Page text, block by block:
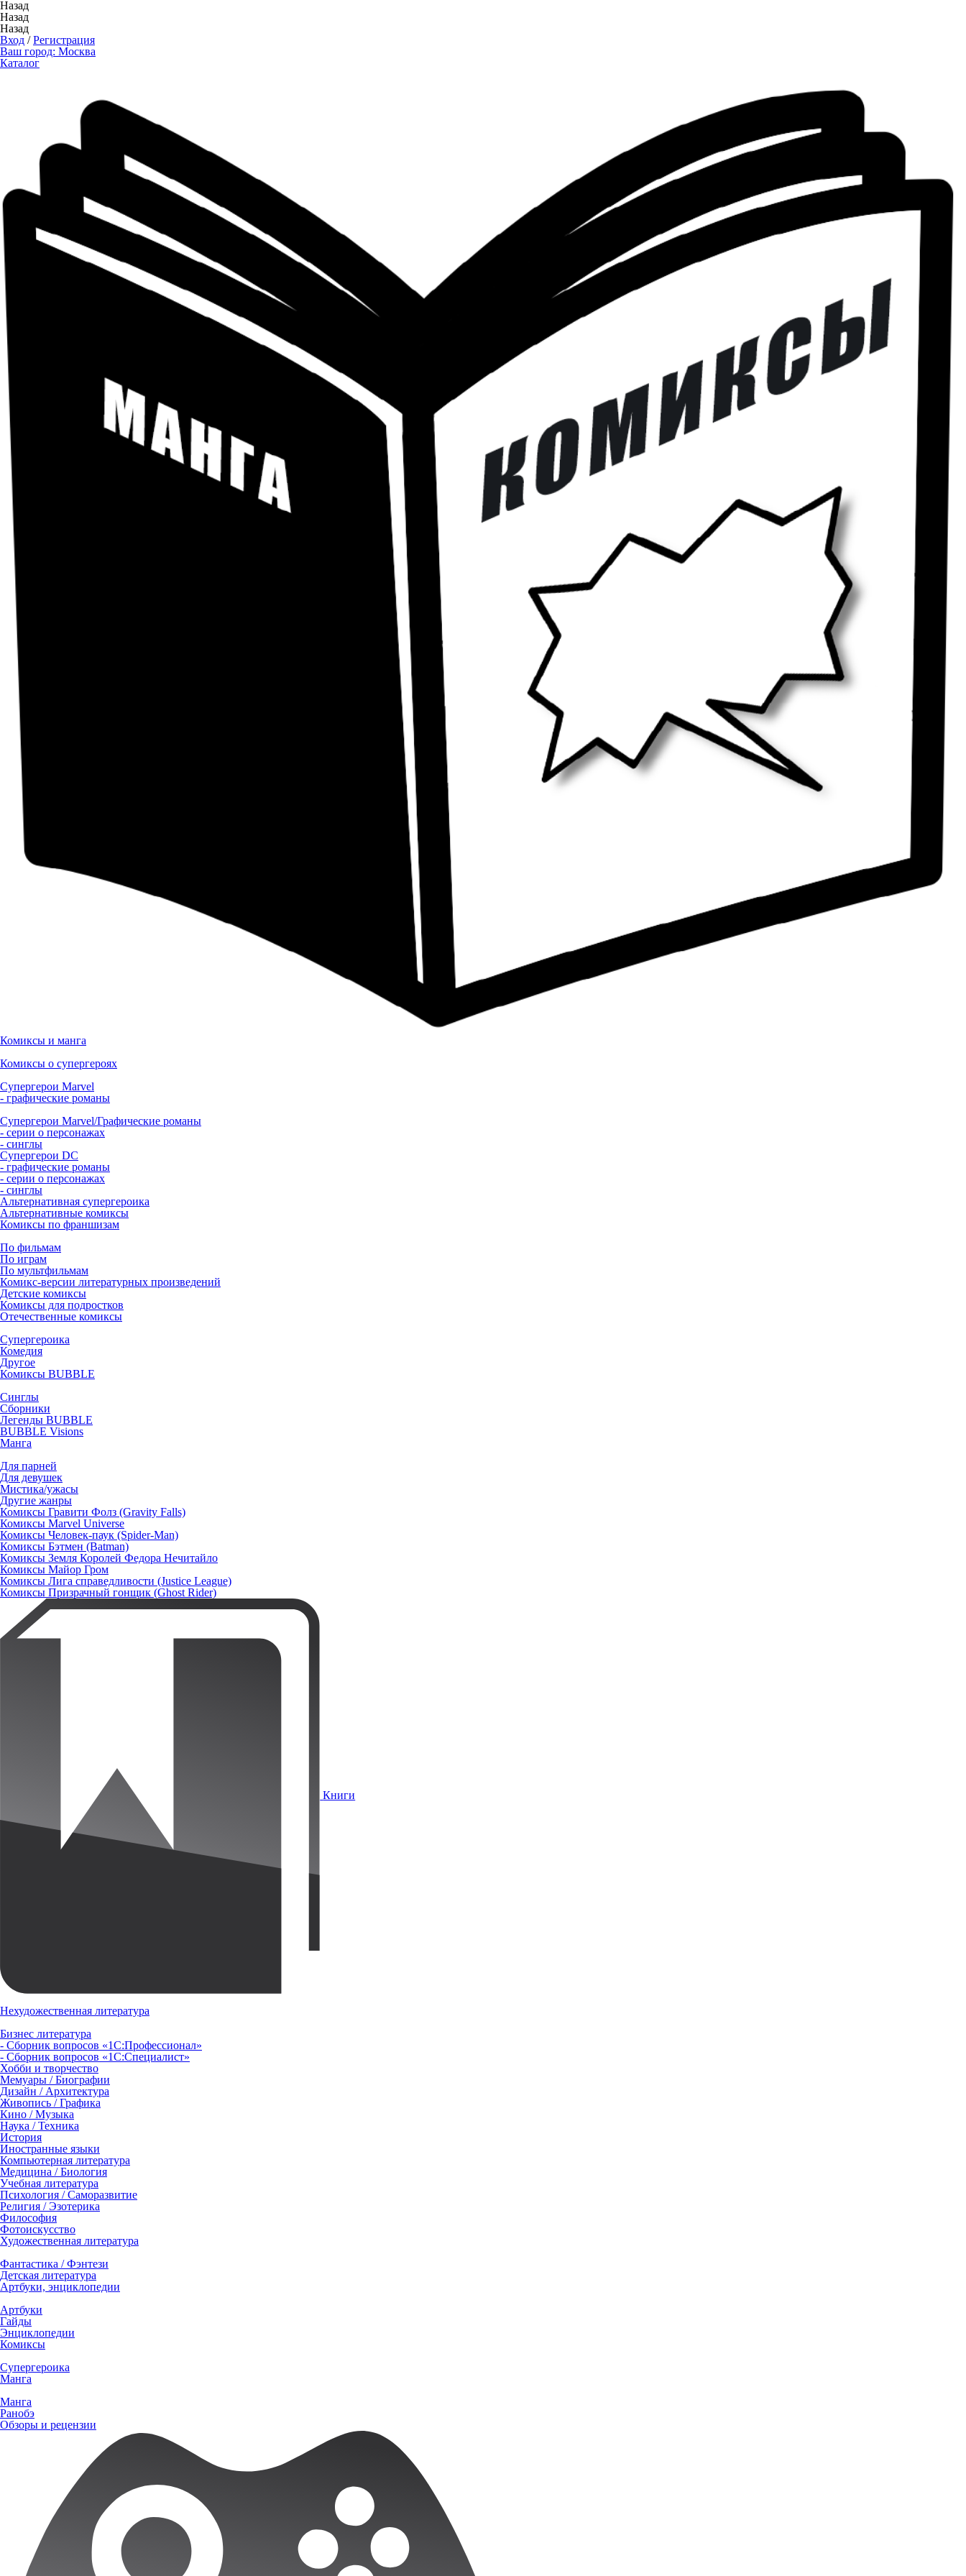
Назад
Назад
Назад
Вход /Регистрация
Ваш город: Москва
Каталог
Комиксы и манга
Комиксы о супергероях
Супергерои Marvel
- графические романы
Супергерои Marvel/Графические романы
- серии о персонажах
- синглы
Супергерои DC
- графические романы
- серии о персонажах
- синглы
Альтернативная супергероика
Альтернативные комиксы
Комиксы по франшизам
По фильмам
По играм
По мультфильмам
Комикс-версии литературных произведений
Детские комиксы
Комиксы для подростков
Отечественные комиксы
Супергероика
Комедия
Другое
Комиксы BUBBLE
Синглы
Сборники
Легенды BUBBLE
BUBBLE Visions
Манга
Для парней
Для девушек
Мистика/ужасы
Другие жанры
Комиксы Гравити Фолз (Gravity Falls)
Комиксы Marvel Universe
Комиксы Человек-паук (Spider-Man)
Комиксы Бэтмен (Batman)
Комиксы Земля Королей Федора Нечитайло
Комиксы Майор Гром
Комиксы Лига справедливости (Justice League)
Комиксы Призрачный гонщик (Ghost Rider)
Книги
Нехудожественная литература
Бизнес литература
- Сборник вопросов «1С:Профессионал»
- Сборник вопросов «1С:Специалист»
Хобби и творчество
Мемуары / Биографии
Дизайн / Архитектура
Живопись / Графика
Кино / Музыка
Наука / Техника
История
Иностранные языки
Компьютерная литература
Медицина / Биология
Учебная литература
Психология / Саморазвитие
Религия / Эзотерика
Философия
Фотоискусство
Художественная литература
Фантастика / Фэнтези
Детская литература
Артбуки, энциклопедии
Артбуки
Гайды
Энциклопедии
Комиксы
Супергероика
Манга
Манга
Ранобэ
Обзоры и рецензии